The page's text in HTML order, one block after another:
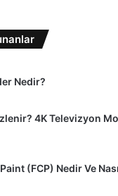
Nedir?
4K Televizyon
(FCP) Nedir Ve